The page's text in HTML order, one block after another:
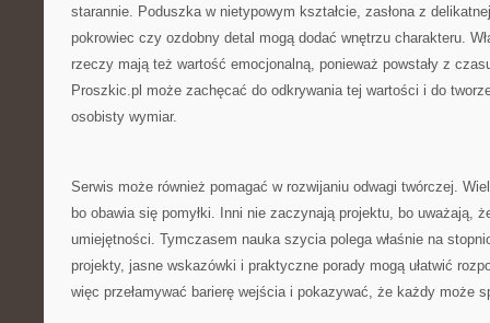
starannie. Poduszka w nietypowym kształcie, zasłona z
pokrowiec czy ozdobny detal mogą dodać wnętrzu charakteru.
rzeczy mają też wartość emocjonalną, ponieważ powstały z
Proszkic.pl może zachęcać do odkrywania tej wartości i do
osobisty wymiar.
Serwis może również pomagać w rozwijaniu odwagi twórczej.
bo obawia się pomyłki. Inni nie zaczynają projektu, bo uważają,
umiejętności. Tymczasem nauka szycia polega właśnie na
projekty, jasne wskazówki i praktyczne porady mogą ułatwić
więc przełamywać barierę wejścia i pokazywać, że każdy może